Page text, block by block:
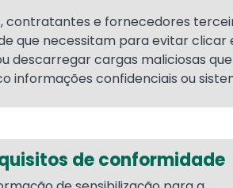
contratantes e fornecedores
que necessitam para evitar clicar
descarregar cargas maliciosas que
informações confidenciais ou
de conformidade